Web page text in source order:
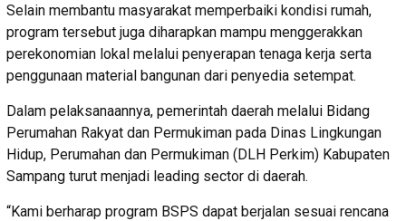
Selain membantu masyarakat memperbaiki kondisi rumah,
program tersebut juga diharapkan mampu menggerakkan
perekonomian lokal melalui penyerapan tenaga kerja serta
penggunaan material bangunan dari penyedia setempat.
Dalam pelaksanaannya, pemerintah daerah melalui Bidang
Perumahan Rakyat dan Permukiman pada Dinas Lingkungan
Hidup, Perumahan dan Permukiman (DLH Perkim) Kabupaten
Sampang turut menjadi leading sector di daerah.
“Kami berharap program BSPS dapat berjalan sesuai rencana